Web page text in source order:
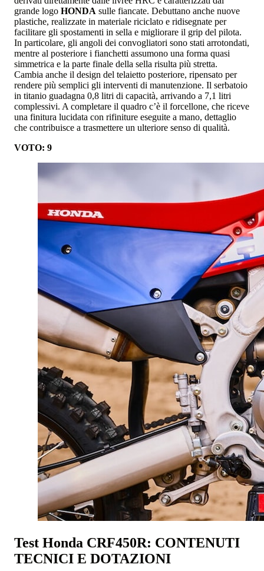
grande logo HONDA sulle fiancate. Debuttano anche nuove
plastiche, realizzate in materiale riciclato e ridisegnate per
facilitare gli spostamenti in sella e migliorare il grip del pilota.
In particolare, gli angoli dei convogliatori sono stati arrotondati,
mentre al posteriore i fianchetti assumono una forma quasi
simmetrica e la parte finale della sella risulta più stretta.
Cambia anche il design del telaietto posteriore, ripensato per
rendere più semplici gli interventi di manutenzione. Il serbatoio
in titanio guadagna 0,8 litri di capacità, arrivando a 7,1 litri
complessivi. A completare il quadro c’è il forcellone, che riceve
una finitura lucidata con rifiniture eseguite a mano, dettaglio
che contribuisce a trasmettere un ulteriore senso di qualità.
VOTO: 9
Test Honda CRF450R: CONTENUTI
TECNICI E DOTAZIONI